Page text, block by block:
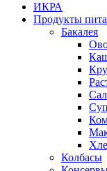
ИКРА
Продукты
Бакалея
Колбасы